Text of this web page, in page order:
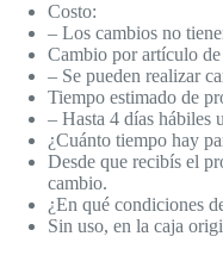
Costo:
– Los cambios no
Cambio por artículo
– Se pueden realizar
Tiempo estimado de
– Hasta 4 días hábiles
¿Cuánto tiempo hay
Desde que recibís el
cambio.
¿En qué condiciones
Sin uso, en la caja